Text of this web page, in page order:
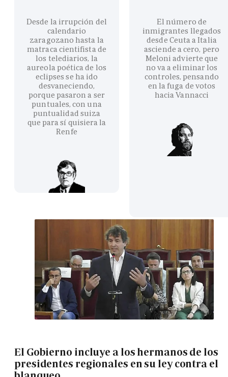
Desde la irrupción del
calendario
zaragozano hasta la
matraca cientifista de
los telediarios, la
aureola poética de los
eclipses se ha ido
desvaneciendo,
porque pasaron a ser
puntuales, con una
puntualidad suiza
que para sí quisiera la
Renfe
El número de
inmigrantes llegados
desde Ceuta a Italia
asciende a cero, pero
Meloni advierte que
no va a eliminar los
controles, pensando
en la fuga de votos
hacia Vannacci
El Gobierno incluye a los hermanos de los
presidentes regionales en su ley contra el